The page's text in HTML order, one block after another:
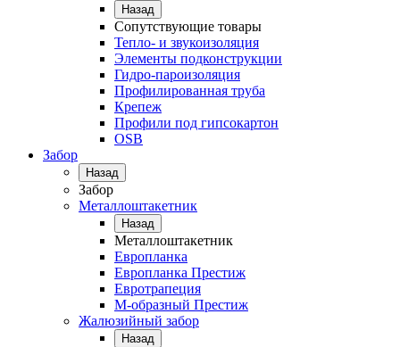
Назад
Сопутствующие товары
Тепло- и звукоизоляция
Элементы подконструкции
Гидро-пароизоляция
Профилированная труба
Крепеж
Профили под гипсокартон
OSB
Забор
Назад
Забор
Металлоштакетник
Назад
Металлоштакетник
Европланка
Европланка Престиж
Евротрапеция
М-образный Престиж
Жалюзийный забор
Назад